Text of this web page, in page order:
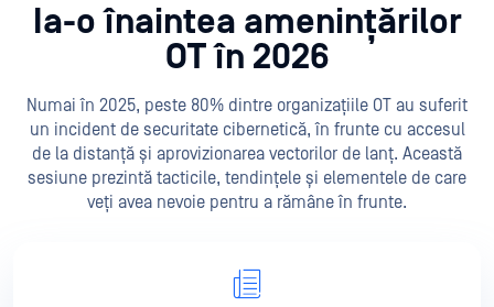
Ia-o înaintea amenințărilor
OT în 2026
Numai în 2025, peste 80% dintre organizațiile OT au suferit
un incident de securitate cibernetică, în frunte cu accesul
de la distanță și aprovizionarea vectorilor de lanț. Această
sesiune prezintă tacticile, tendințele și elementele de care
veți avea nevoie pentru a rămâne în frunte.